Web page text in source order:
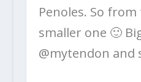
Penoles. So
smaller one 🙂
@mytendon and